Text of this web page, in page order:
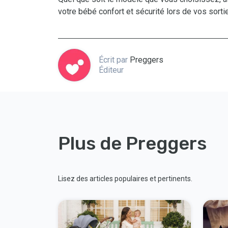
votre bébé confort et sécurité lors de vos
Écrit par Preggers
Éditeur
Plus de Preggers
Lisez des articles populaires et pertinents.